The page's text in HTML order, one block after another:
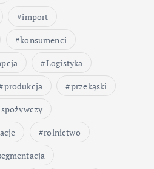
import
konsumenci
Logistyka
produkcja
przekąski
rolnictwo